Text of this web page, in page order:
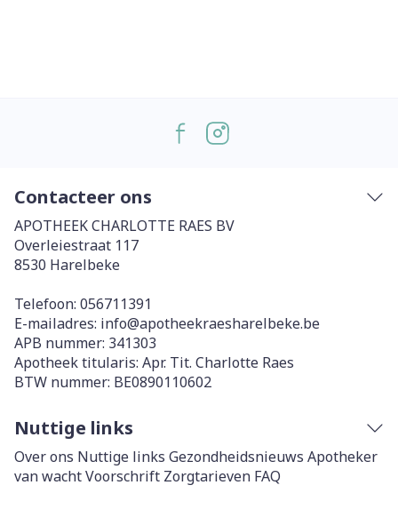
Contacteer ons
APOTHEEK CHARLOTTE RAES BV
Overleiestraat 117
8530 Harelbeke
Telefoon: 056711391
E-mailadres: info@apotheekraesharelbeke.be
APB nummer: 341303
Apotheek titularis: Apr. Tit. Charlotte Raes
BTW nummer: BE0890110602
Nuttige links
Over ons Nuttige links Gezondheidsnieuws Apotheker
van wachtVoorschrift Zorgtarieven FAQ